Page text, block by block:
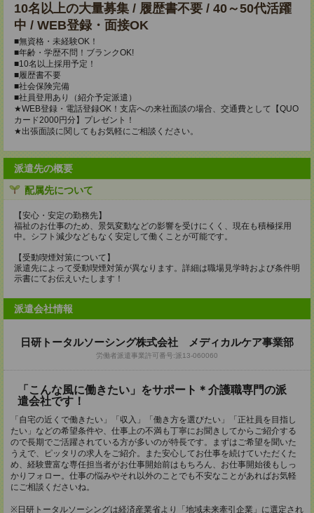
10名以上の大量募集 / 履歴書不要 / 40～50代活躍
中 / WEB登録・面接OK
■無資格・未経験OK！
■年齢・学歴不問！ブランクOK!
■10名以上採用予定！
■履歴書不要
■社会保険完備
■社員登用あり（紹介予定派遣）
★WEB登録・電話登録OK！支店への来社面談の場合、交通費として【QUO
カード2000円分】プレゼント！
★出張面談に関してもお気軽にご相談ください。
派遣先の概要
配属先について
【安心・安定の勤務先】
福祉のお仕事のため、景気変動などの影響を受けにくく、現在も積極採用
中。シフト減少などもなく安定して働くことが可能です。
【受動喫煙対策について】
派遣先によって受動喫煙対策が異なります。詳細は職場見学時および条件明
示書にてお伝えいたします！
派遣会社情報
日研トータルソーシング株式会社 メディカルケア事業部
労働者派遣事業許可番号:派13-060060
「こんな風に働きたい」をサポート＊介護職専門の派
遣会社です！
「自宅の近くで働きたい」「収入」「働き方を選びたい」「正社員を目指し
たい」などの希望条件や、仕事上の不満も丁寧にお聞きしてからご紹介する
ので長期でご活躍されている方が多いのが特長です。まずはご希望を聞いた
うえで、ピッタリの求人をご紹介。また安心してお仕事を続けていただくた
め、経験豊富な専任担当者がお仕事開始前はもちろん、お仕事開始後もしっ
かりフォロー。仕事の悩みやそれ以外のことでも不安なことがあればお気軽
にご相談くださいね。
※日研トータルソーシングは経済産業省より「地域未来牽引企業」に選定され